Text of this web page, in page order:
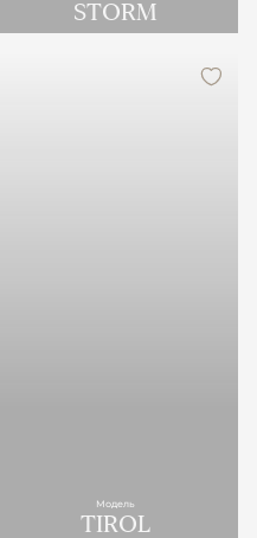
STORM
Модель
TIROL